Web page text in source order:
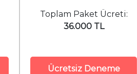
Toplam Paket Ücreti:
36.000 TL
Ücretsiz Deneme